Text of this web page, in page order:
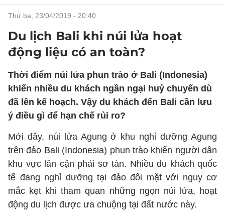
thứ ba, 23/04/2019 - 20:40
Du lịch Bali khi núi lửa hoạt
động liệu có an toàn?
Thời điểm núi lửa phun trào ở Bali (Indonesia)
khiến nhiều du khách ngần ngại huỷ chuyến dù
đã lên kế hoạch. Vậy du khách đến Bali cần lưu
ý điều gì để hạn chế rủi ro?
Mới đây, núi lửa Agung ở khu nghỉ dưỡng Agung
trên đảo Bali (Indonesia) phun trào khiến người dân
khu vực lân cận phải sơ tán. Nhiều du khách quốc
tế đang nghỉ dưỡng tại đảo đối mặt với nguy cơ
mắc kẹt khi tham quan những ngọn núi lửa, hoạt
động du lịch được ưa chuộng tại đất nước này.